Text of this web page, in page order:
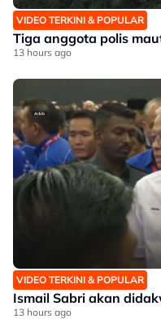
VIDEO TERKINI & POPULAR
Tiga anggota polis
13 hours ago
VIDEO TERKINI & POPULAR
Ismail Sabri akan
13 hours ago